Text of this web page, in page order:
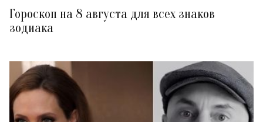
Гороскоп на 8 августа для всех знаков
зодиака